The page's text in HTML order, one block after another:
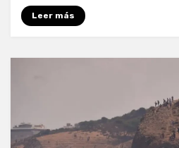
Leer más